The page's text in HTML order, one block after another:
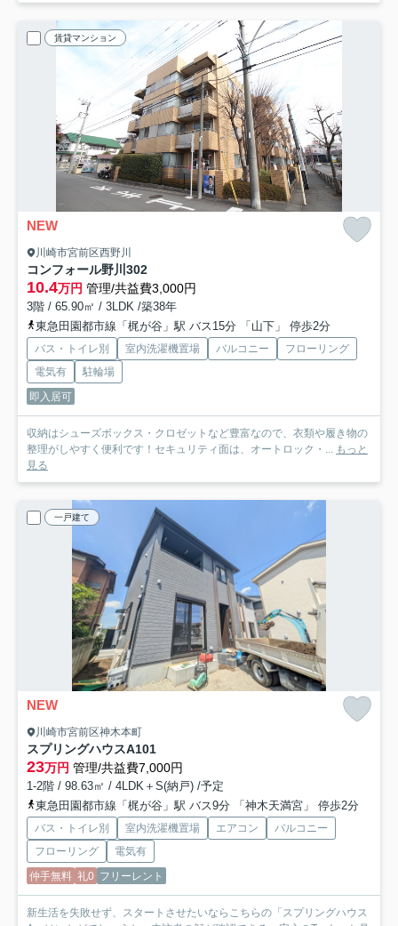
賃貸マンション
NEW
川崎市宮前区西野川
コンフォール野川 302
10.4万円 管理/共益費3,000円
3階 / 65.90㎡ / 3LDK /築38年
東急田園都市線「梶が谷」駅 バス15分 「山下」 停歩2分
バス・トイレ別 室内洗濯機置場 バルコニー
フローリング
電気有
駐輪場
即入居可
収納はシューズボックス・クロゼットなど豊富なので、衣類や履き物の
整理がしやすく便利です！セキュリティ面は、オートロック・...
もっと
見る
一戸建て
NEW
川崎市宮前区神木本町
スプリングハウスA101
23万円 管理/共益費7,000円
1-2階 / 98.63㎡ / 4LDK＋S(納戸) /予定
東急田園都市線「梶が谷」駅 バス9分 「神木天満宮」 停歩2分
バス・トイレ別 室内洗濯機置場 エアコン
バルコニー
フローリング
電気有
仲手無料 礼0 フリーレント
新生活を失敗せず、スタートさせたいならこちらの「スプリングハウス